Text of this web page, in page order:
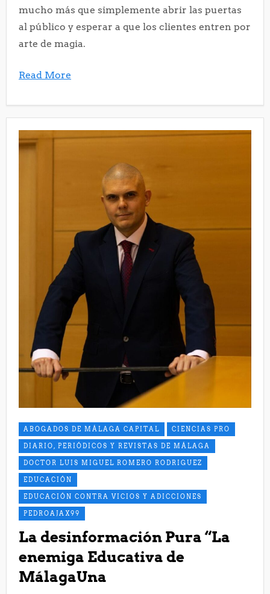
mucho más que simplemente abrir las puertas
al público y esperar a que los clientes entren por
arte de magia.
Read More
ABOGADOS DE MÁLAGA CAPITAL CIENCIAS PRO
DIARIO, PERIÓDICOS Y REVISTAS DE MÁLAGA
DOCTOR LUIS MIGUEL ROMERO RODRIGUEZ
EDUCACIÓN
EDUCACIÓN CONTRA VICIOS Y ADICCIONES
PEDROAJAX99
La desinformación Pura “La
enemiga Educativa de
MálagaUna